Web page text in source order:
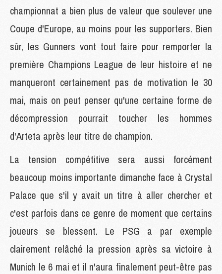
championnat a bien plus de valeur que soulever une
Coupe d'Europe, au moins pour les supporters. Bien
sûr, les Gunners vont tout faire pour remporter la
première Champions League de leur histoire et ne
manqueront certainement pas de motivation le 30
mai, mais on peut penser qu'une certaine forme de
décompression pourrait toucher les hommes
d'Arteta après leur titre de champion.
La tension compétitive sera aussi forcément
beaucoup moins importante dimanche face à Crystal
Palace que s'il y avait un titre à aller chercher et
c'est parfois dans ce genre de moment que certains
joueurs se blessent. Le PSG a par exemple
clairement relâché la pression après sa victoire à
Munich le 6 mai et il n'aura finalement peut-être pas